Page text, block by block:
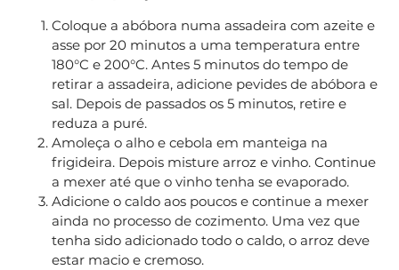
Coloque a abóbora numa assadeira com azeite e
asse por 20 minutos a uma temperatura entre
180°C e 200°C. Antes 5 minutos do tempo de
retirar a assadeira, adicione pevides de abóbora e
sal. Depois de passados os 5 minutos, retire e
reduza a puré.
Amoleça o alho e cebola em manteiga na
frigideira. Depois misture arroz e vinho. Continue
a mexer até que o vinho tenha se evaporado.
Adicione o caldo aos poucos e continue a mexer
ainda no processo de cozimento. Uma vez que
tenha sido adicionado todo o caldo, o arroz deve
estar macio e cremoso.